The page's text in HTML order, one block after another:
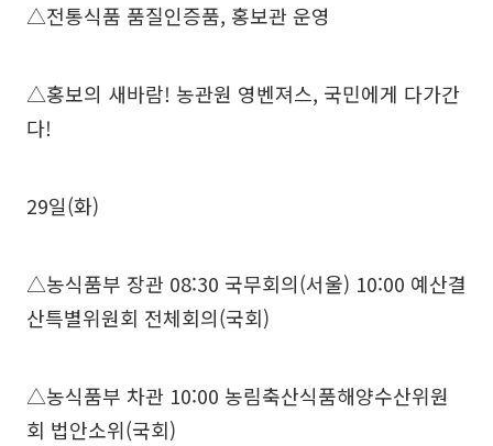
△전통식품 품질인증품, 홍보관 운영
△홍보의 새바람! 농관원 영벤져스, 국민에게 다가간
다!
29일(화)
△농식품부 장관 08:30 국무회의(서울) 10:00 예산결
산특별위원회 전체회의(국회)
△농식품부 차관 10:00 농림축산식품해양수산위원
회 법안소위(국회)